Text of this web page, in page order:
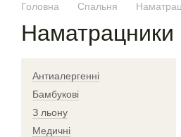
Головна Спальня
Антиалергенні
Бамбукові
З льону
Медичні